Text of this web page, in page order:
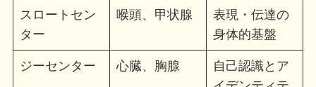
スロートセン
ター
喉頭、甲状腺
表現・伝達の
身体的基盤
ジーセンター 心臓、胸腺
自己認識とア